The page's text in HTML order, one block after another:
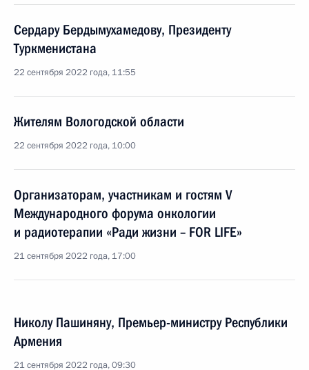
Сердару Бердымухамедову, Президенту
Туркменистана
22 сентября 2022 года, 11:55
Жителям Вологодской области
22 сентября 2022 года, 10:00
Организаторам, участникам и гостям V
Международного форума онкологии
и радиотерапии «Ради жизни – FOR LIFE»
21 сентября 2022 года, 17:00
Армения
21 сентября 2022 года, 09:30